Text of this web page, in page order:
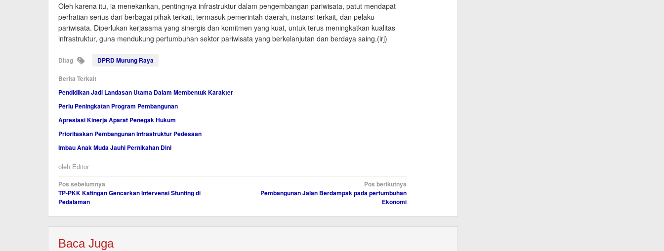
Oleh karena itu, ia menekankan, pentingnya infrastruktur dalam pengembangan pariwisata, patut mendapat
perhatian serius dari berbagai pihak terkait, termasuk pemerintah daerah, instansi terkait, dan pelaku
pariwisata. Diperlukan kerjasama yang sinergis dan komitmen yang kuat, untuk terus meningkatkan kualitas
infrastruktur, guna mendukung pertumbuhan sektor pariwisata yang berkelanjutan dan berdaya saing.(irj)
Ditag DPRD Murung Raya
Berita Terkait
Pendidikan Jadi Landasan Utama Dalam Membentuk Karakter
Perlu Peningkatan Program Pembangunan
Apresiasi Kinerja Aparat Penegak Hukum
Prioritaskan Pembangunan Infrastruktur Pedesaan
Imbau Anak Muda Jauhi Pernikahan Dini
oleh Editor
Navigasi
pos
Pos sebelumnya
TP-PKK Katingan Gencarkan Intervensi Stunting di
Pedalaman
Pos berikutnya
Pembangunan Jalan Berdampak pada pertumbuhan
Ekonomi
Baca Juga